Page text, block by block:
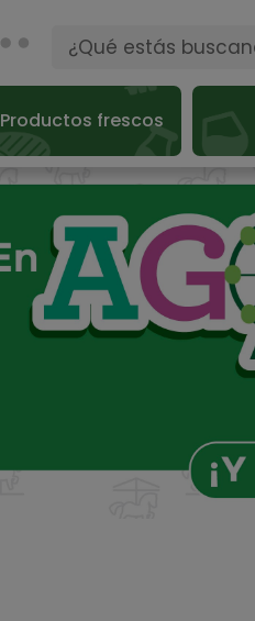
Productos frescos